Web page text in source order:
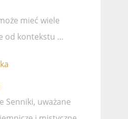
mieć wiele
od kontekstu …
Senniki, uważane